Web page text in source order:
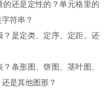
的还是定性的？单元格里的
符串？
？是定类、定序、定距、还
条形图、饼图、茎叶图、
是其他图形？